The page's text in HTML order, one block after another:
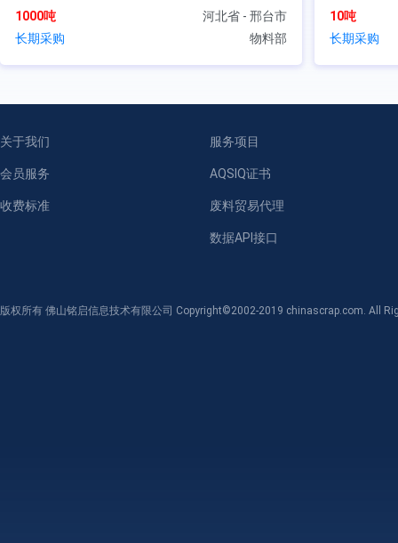
1000吨
河北省 - 邢台市
长期采购
物料部
10吨
长期采购
关于我们
会员服务
收费标准
服务项目
AQSIQ证书
废料贸易代理
数据API接口
版权所有 佛山铭启信息技术有限公司 Copyright©2002-2019 chinascrap.com. All